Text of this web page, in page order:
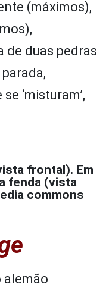
(máximos),
de duas pedras
‘misturam’,
frontal). Em
fenda (vista
commons
alemão